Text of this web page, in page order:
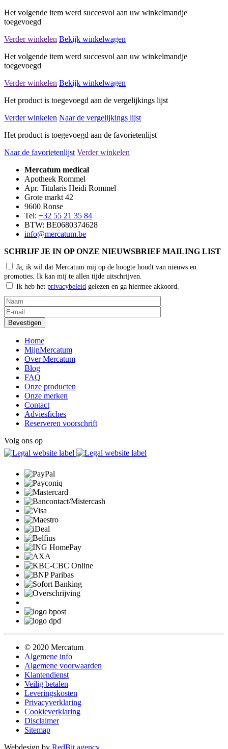
Het volgende item werd succesvol aan uw winkelmandje
toegevoegd
Verder winkelen Bekijk winkelwagen
Het volgende item werd succesvol aan uw winkelmandje
toegevoegd
Verder winkelen Bekijk winkelwagen
Het product is toegevoegd aan de vergelijkings lijst
Verder winkelen Naar de vergelijkings lijst
Het product is toegevoegd aan de favorietenlijst
Naar de favorietenlijst Verder winkelen
Mercatum medical
Apotheek Rommel
Apr. Titularis Heidi Rommel
Grote markt 42
9600 Ronse
Tel: +32 55 21 35 84
BTW: BE0680374628
info@mercatum.be
SCHRIJF JE IN OP ONZE NIEUWSBRIEF MAILING LIST
Ja, ik wil dat Mercatum mij op de hoogte houdt van nieuws en
promoties. Ik kan mij te allen tijde uitschrijven.
Ik heb het privacybeleid gelezen en ga hiermee akkoord.
Home
MijnMercatum
Over Mercatum
Blog
FAQ
Onze producten
Onze merken
Contact
Adviesfiches
Reserveren voorschrift
Volg ons op
© 2020 Mercatum
Algemene info
Algemene voorwaarden
Klantendienst
Veilig betalen
Leveringskosten
Privacyverklaring
Cookieverklaring
Disclaimer
Sitemap
Webdesign by RedBit.agency